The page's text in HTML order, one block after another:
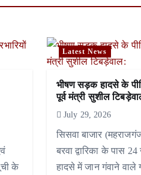
के
Latest News
भीषण सड़क हादसे के
पूर्व मंत्री सुशील
July 29, 2026
सिसवा बाजार
बरवा द्वारिका के पास
हादसे में जान गंवाने वाले